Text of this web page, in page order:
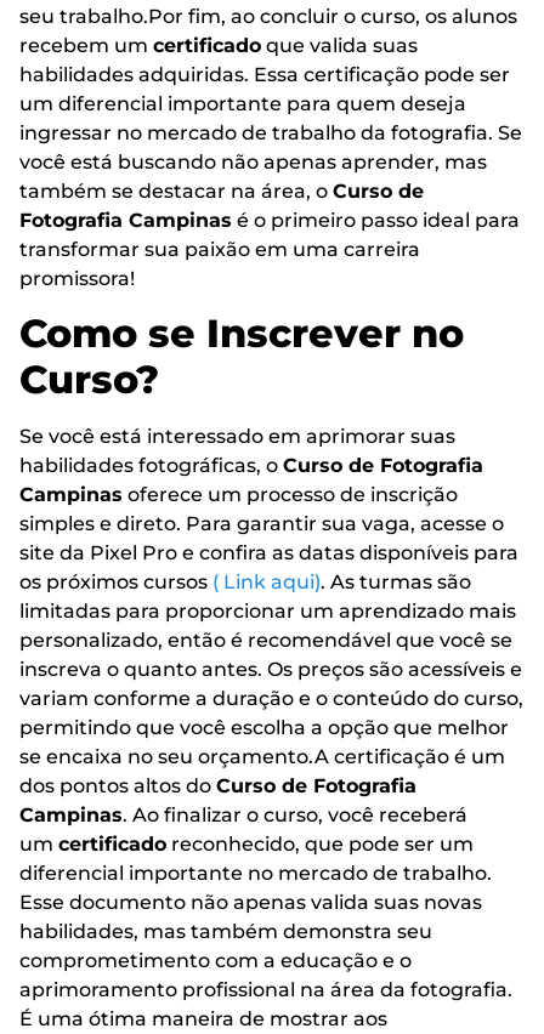
seu trabalho.Por fim, ao concluir o curso, os alunos
recebem um certificado que valida suas
habilidades adquiridas. Essa certificação pode ser
um diferencial importante para quem deseja
ingressar no mercado de trabalho da fotografia. Se
você está buscando não apenas aprender, mas
também se destacar na área, o Curso de
Fotografia Campinas é o primeiro passo ideal para
transformar sua paixão em uma carreira
promissora!
Como se Inscrever no
Curso?
Se você está interessado em aprimorar suas
habilidades fotográficas, o Curso de Fotografia
Campinas oferece um processo de inscrição
simples e direto. Para garantir sua vaga, acesse o
site da Pixel Pro e confira as datas disponíveis para
os próximos cursos ( Link aqui). As turmas são
limitadas para proporcionar um aprendizado mais
personalizado, então é recomendável que você se
inscreva o quanto antes. Os preços são acessíveis e
variam conforme a duração e o conteúdo do curso,
permitindo que você escolha a opção que melhor
se encaixa no seu orçamento.A certificação é um
dos pontos altos do Curso de Fotografia
Campinas. Ao finalizar o curso, você receberá
um certificado reconhecido, que pode ser um
diferencial importante no mercado de trabalho.
Esse documento não apenas valida suas novas
habilidades, mas também demonstra seu
comprometimento com a educação e o
aprimoramento profissional na área da fotografia.
É uma ótima maneira de mostrar aos